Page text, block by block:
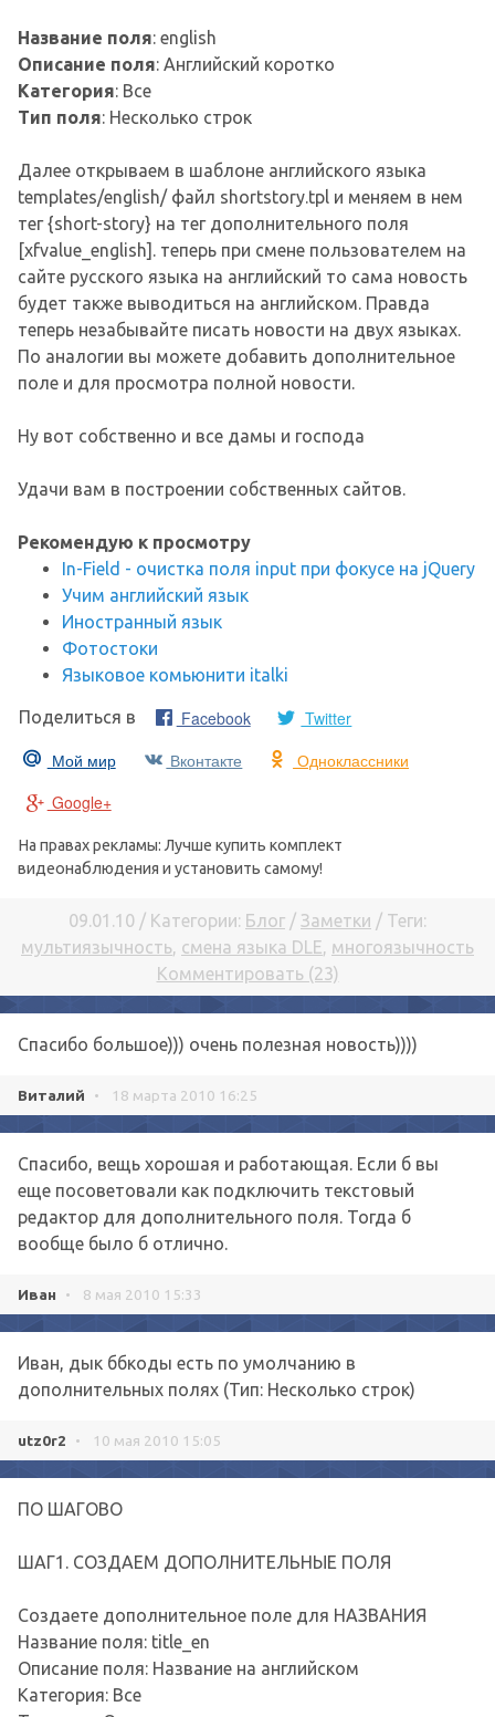
Название поля: english
Описание поля: Английский коротко
Категория: Все
Тип поля: Несколько строк
Далее открываем в шаблоне английского языка
templates/english/ файл shortstory.tpl и меняем в нем
тег {short-story} на тег дополнительного поля
[xfvalue_english]. теперь при смене пользователем на
сайте русского языка на английский то сама новость
будет также выводиться на английском. Правда
теперь незабывайте писать новости на двух языках.
По аналогии вы можете добавить дополнительное
поле и для просмотра полной новости.
Ну вот собственно и все дамы и господа
Удачи вам в построении собственных сайтов.
Рекомендую к просмотру
In-Field - очистка поля input при фокусе на jQuery
Учим английский язык
Иностранный язык
Фотостоки
Языковое комьюнити italki
Поделиться в Facebook
Twitter
Мой мир
Вконтакте
Одноклассники
Google+
На правах рекламы: Лучше купить комплект
видеонаблюдения и установить самому!
09.01.10 / Категории: Блог / Заметки / Теги:
мультиязычность, смена языка DLE, многоязычность
Комментировать (23)
Спасибо большое))) очень полезная новость))))
Виталий • 18 марта 2010 16:25
Спасибо, вещь хорошая и работающая. Если б вы
еще посоветовали как подключить текстовый
редактор для дополнительного поля. Тогда б
вообще было б отлично.
Иван • 8 мая 2010 15:33
Иван, дык ббкоды есть по умолчанию в
дополнительных полях (Тип: Несколько строк)
utz0r2 • 10 мая 2010 15:05
ПО ШАГОВО
ШАГ1. СОЗДАЕМ ДОПОЛНИТЕЛЬНЫЕ ПОЛЯ
Создаете дополнительное поле для НАЗВАНИЯ
Название поля: title_en
Описание поля: Название на английском
Категория: Все